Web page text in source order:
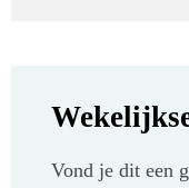
Vond je dit een